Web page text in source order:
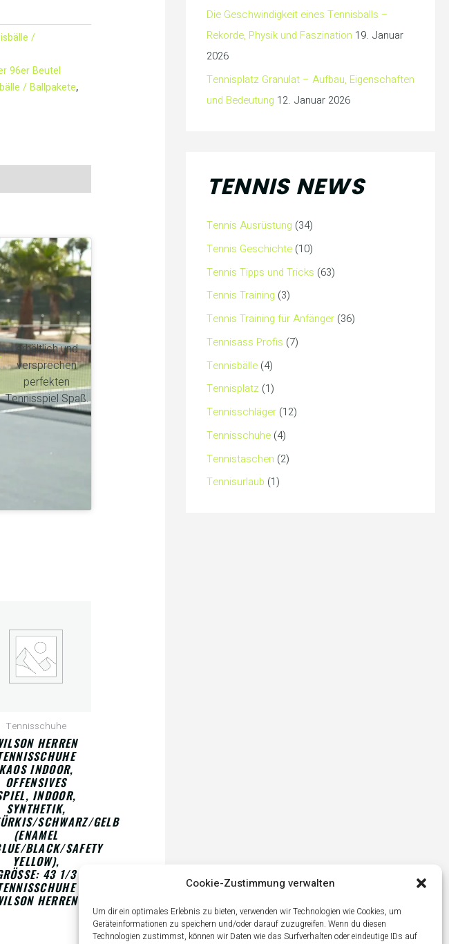
Cookie-Zustimmung verwalten
Um dir ein optimales Erlebnis zu bieten, verwenden wir Technologien wie Cookies, um
Geräteinformationen zu speichern und/oder darauf zuzugreifen. Wenn du diesen
Technologien zustimmst, können wir Daten wie das Surfverhalten oder eindeutige IDs auf
/
96er Beutel
/ Ballpakete,
erhältlich und
versprechen
perfekten
Tennisspiel Spaß.
Tennisschuhe
HERREN
KAOS INDOOR,
OFFENSIVES
INDOOR,
SYNTHETIK,
SCHWARZ/GELB
(ENAMEL
BLACK/SAFETY
YELLOW),
43 1/3 T
W
HERREN
Die Geschwindigkeit eines Tennisballs –
Rekorde, Physik und Faszination 19. Januar
2026
Tennisplatz Granulat – Aufbau, Eigenschaften
und Bedeutung 12. Januar 2026
TENNIS NEWS
Tennis Ausrüstung (34)
Tennis Geschichte(10)
Tennis Tipps und Tricks (63)
Tennis Training (3)
Tennis Training für Anfänger(36)
Tennisass Profis (7)
Tennisbälle(4)
Tennisplatz(1)
Tennisschläger(12)
Tennisschuhe(4)
Tennistaschen (2)
Tennisurlaub (1)